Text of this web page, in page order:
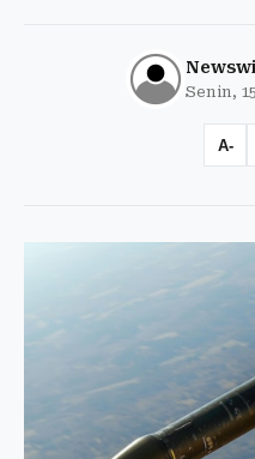
Senin,
A-